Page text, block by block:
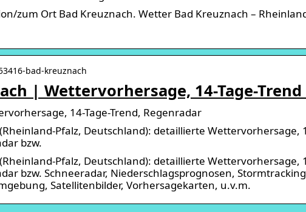
zum Ort Bad Kreuznach. Wetter Bad Kreuznach –
bad-kreuznach
| Wettervorhersage, 14-Tage-
14-Tage-Trend, Regenradar
Pfalz, Deutschland): detaillierte Wettervorhersage,
bzw.
Pfalz, Deutschland): detaillierte Wettervorhersage,
bzw. Schneeradar, Niederschlagsprognosen,
Satellitenbilder, Vorhersagekarten, u.v.m.